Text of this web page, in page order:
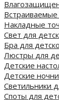
Накладные
Свет для
Бра для
Люстры для
Детские
Детские
Светильники
Споты для